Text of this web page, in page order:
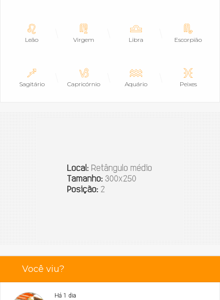
Leão Virgem Libra Escorpião
Sagitário Capricórnio Aquário Peixes
Você viu?
Há 1 dia